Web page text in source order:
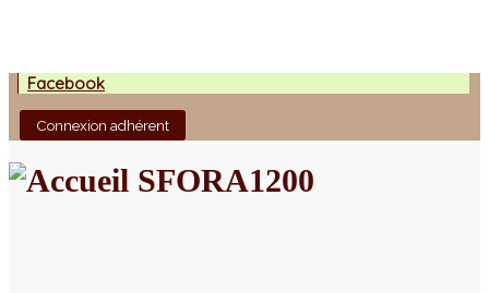
Facebook
Connexion adhérent